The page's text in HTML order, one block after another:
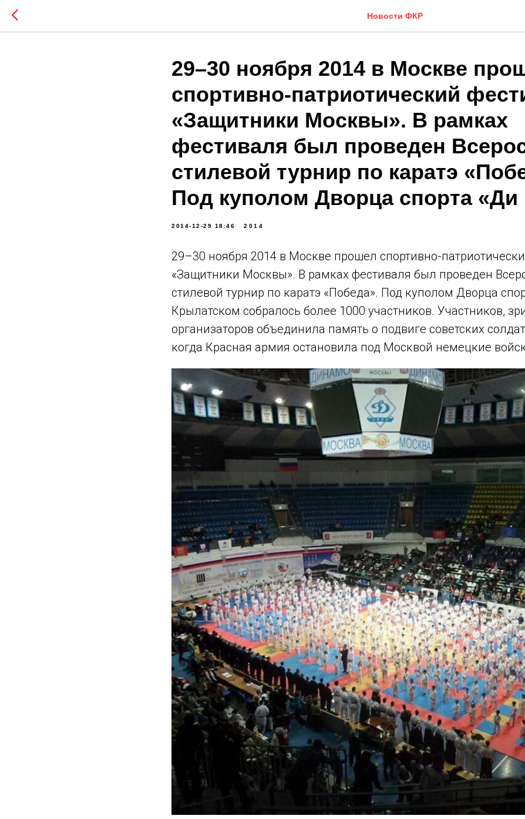
Новости ФКР
29–30 ноября 2014 в Москве
спортивно-патриотический
«Защитники Москвы». В рамках
фестиваля был проведен
стилевой турнир по каратэ
Под куполом Дворца спорта «Ди
2014-12-29 18:46 2014
29–30 ноября 2014 в Москве прошел спортивно-
«Защитники Москвы». В рамках фестиваля был проведен
стилевой турнир по каратэ «Победа». Под куполом Дворца
Крылатском собралось более 1000 участников. Участников,
организаторов объединила память о подвиге советских
когда Красная армия остановила под Москвой немецкие